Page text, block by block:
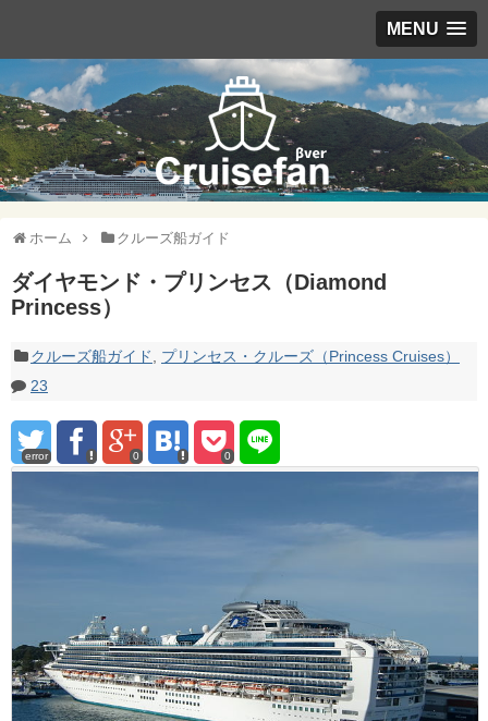
MENU
ホーム クルーズ船ガイド
ダイヤモンド・プリンセス（Diamond
Princess）
クルーズ船ガイド
プリンセス・クルーズ（Princess Cruises）
23
error 0 0